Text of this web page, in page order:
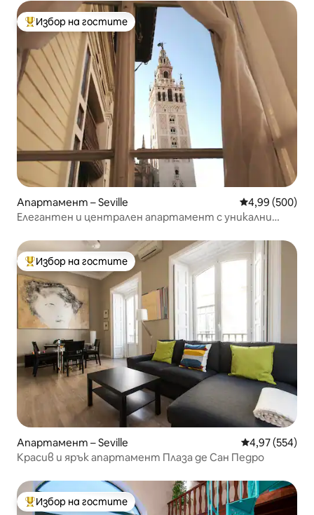
Най-популярен избор на гостите
Избор на гостите
Апартамент – Seville Средна
4,99 (500)
Елегантен и централен апартамент с уникални
Най-популярен избор на гостите
Избор на гостите
Апартамент – Seville Средна
4,97 (554)
Красив и ярък апартамент Плаза де Сан Педро
Най-популярен избор на гостите
Избор на гостите